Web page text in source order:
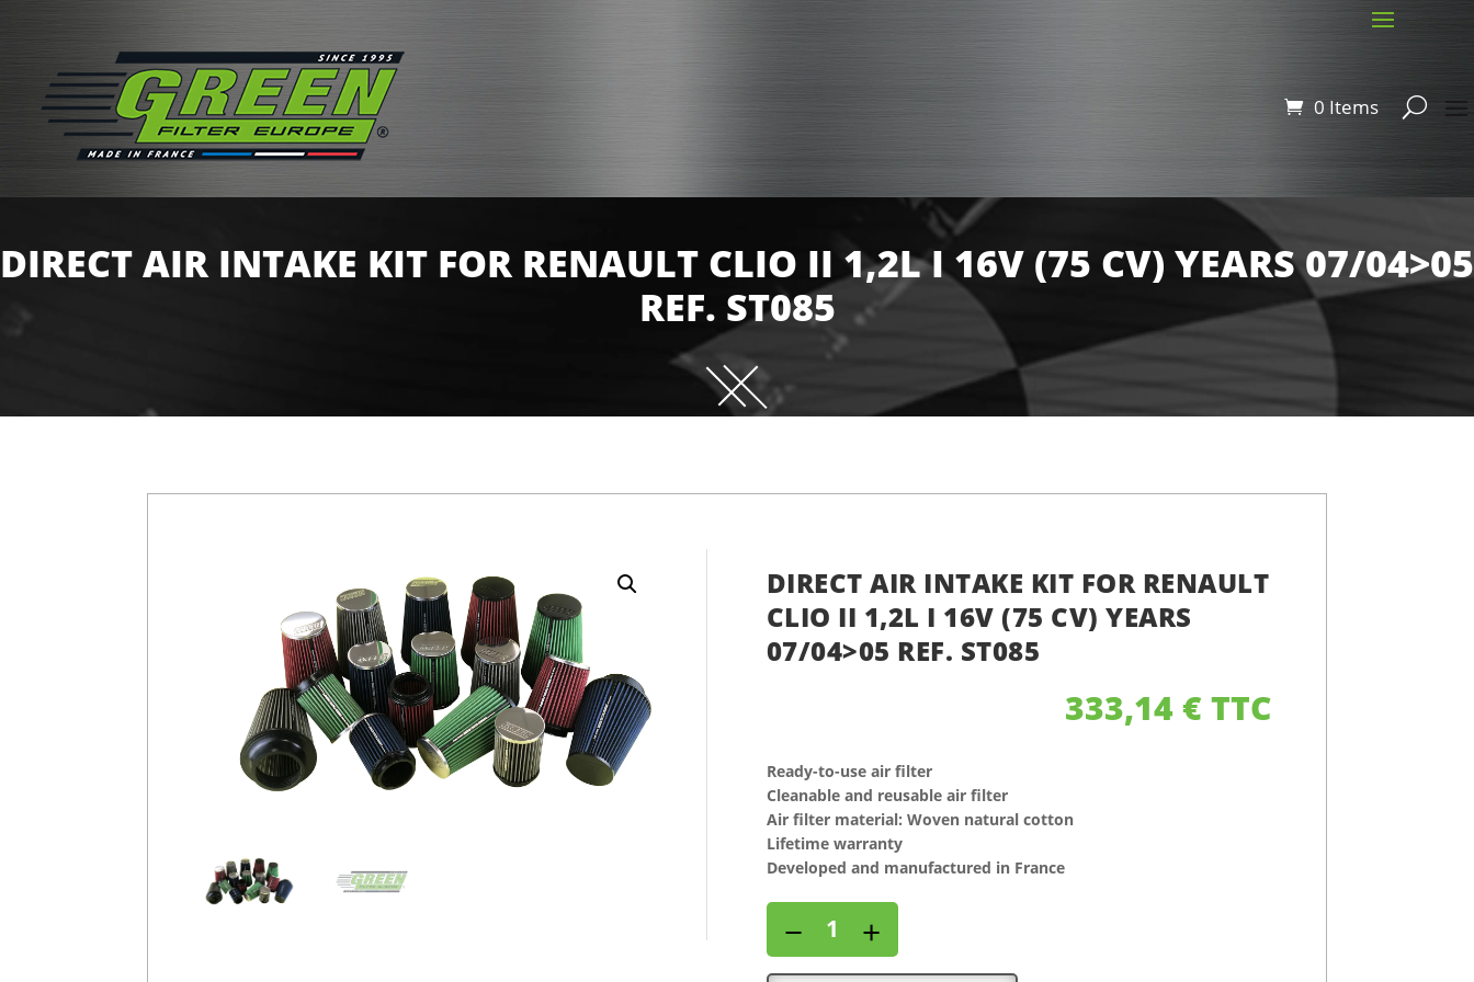
0 Items
DIRECT AIR INTAKE KIT FOR RENAULT CLIO II 1,2L I 16V (75 CV) YEARS 07/04>05
REF. ST085
DIRECT AIR INTAKE KIT FOR RENAULT
CLIO II 1,2L I 16V (75 CV) YEARS
07/04>05 REF. ST085
333,14€ TTC
Ready-to-use air filter
Cleanable and reusable air filter
Air filter material: Woven natural cotton
Lifetime warranty
Developed and manufactured in France
air
intake
− +